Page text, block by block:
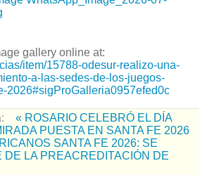
gallery online at:
item/15788-odesur-realizo-una-
a-las-sedes-de-los-juegos-
2026#sigProGalleria0957efed0c
« ROSARIO CELEBRÓ EL DÍA
PUESTA EN SANTA FE 2026
SANTA FE 2026: SE
DE LA PREACREDITACIÓN DE